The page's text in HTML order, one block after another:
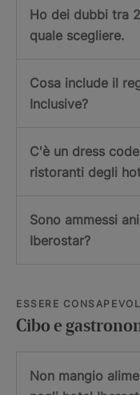
Ho dei dubbi tra
quale scegliere.
Cosa include il
Inclusive?
C'è un dress
ristoranti degli
Sono ammessi
Iberostar?
ESSERE
Cibo e
Non mangio